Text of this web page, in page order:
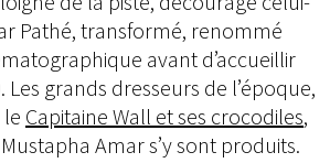
Pathé, transformé, renommé
avant d’accueillir
grands dresseurs de l’époque,
Capitaine Wall et ses crocodiles,
Amar s’y sont produits.